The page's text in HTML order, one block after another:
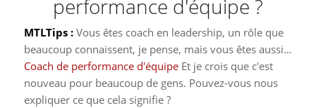
performance d'équipe ?
MTLTips :Vous êtes coach en leadership, un rôle que
beaucoup connaissent, je pense, mais vous êtes aussi…
Coach de performance d'équipeEt je crois que c'est
nouveau pour beaucoup de gens. Pouvez-vous nous
expliquer ce que cela signifie ?